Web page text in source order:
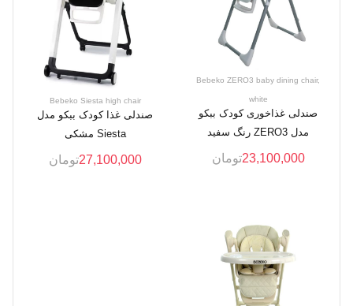
Bebeko ZERO3 baby dining chair,
white
صندلی غذاخوری کودک ببکو
مدل ZERO3 رنگ سفید
23,100,000تومان
Bebeko Siesta high chair
صندلی غذا کودک ببکو مدل
Siesta مشکی
27,100,000تومان